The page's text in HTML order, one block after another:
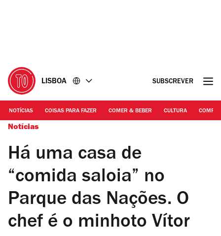
LISBOA SUBSCREVER
NOTÍCIAS COISAS PARA FAZER COMER & BEBER CULTURA
Notícias
Há uma casa de
“comida saloia” no
Parque das Nações. O
chef é o minhoto Vítor